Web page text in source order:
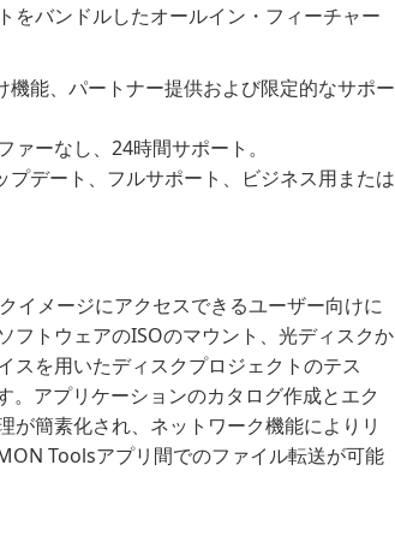
をバンドルしたオールイン・フィーチャー
能、パートナー提供および限定的なサポー
ーなし、24時間サポート。
プデート、フルサポート、ビジネス用または
イメージにアクセスできるユーザー向けに
フトウェアのISOのマウント、光ディスクか
スを用いたディスクプロジェクトのテス
。アプリケーションのカタログ作成とエク
が簡素化され、ネットワーク機能によりリ
Toolsアプリ間でのファイル転送が可能